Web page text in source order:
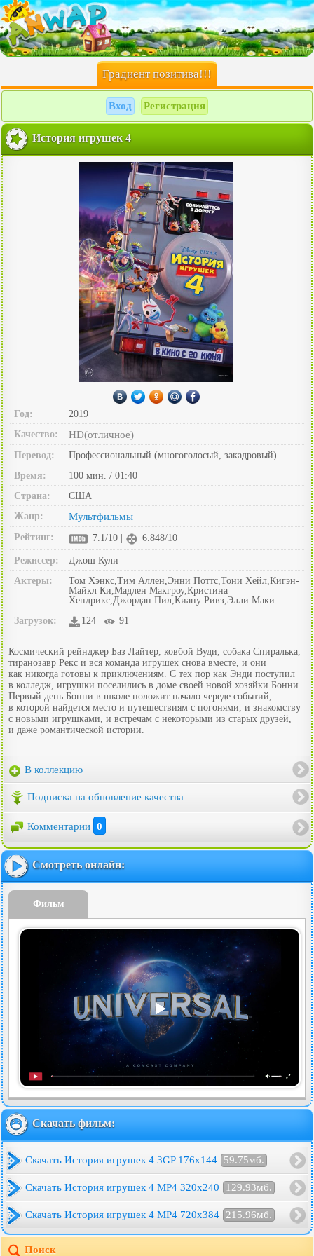
Градиент позитива!!!
Вход Регистрация
История игрушек 4
Год:
2019
Качество:
HD(отличное)
Перевод:
Профессиональный (многоголосый, закадровый)
Время:
100 мин. / 01:40
Страна:
США
Жанр:
Мультфильмы
Рейтинг: 7.1/10 | 6.848/10
Режиссер:
Джош Кули
Актеры:
Том Хэнкс,Тим Аллен,Энни Поттс,Тони Хейл,Кигэн-
Майкл Ки,Мадлен Макгроу,Кристина
Хендрикс,Джордан Пил,Киану Ривз,Элли Маки
Загрузок:
124 | 91
Космический рейнджер Баз Лайтер, ковбой Вуди, собака Спиралька,
тиранозавр Рекс и вся команда игрушек снова вместе, и они
как никогда готовы к приключениям. С тех пор как Энди поступил
в колледж, игрушки поселились в доме своей новой хозяйки Бонни.
Первый день Бонни в школе положит начало череде событий,
в которой найдется место и путешествиям с погонями, и знакомству
с новыми игрушками, и встречам с некоторыми из старых друзей,
и даже романтической истории.
В коллекцию
Подписка на обновление качества
Комментарии 0
Смотреть онлайн:
Фильм
Скачать фильм:
Скачать История игрушек 4 3GP 176x144 59.75мб.
Скачать История игрушек 4 MP4 320x240 129.93мб.
Скачать История игрушек 4 MP4 720x384 215.96мб.
Поиск